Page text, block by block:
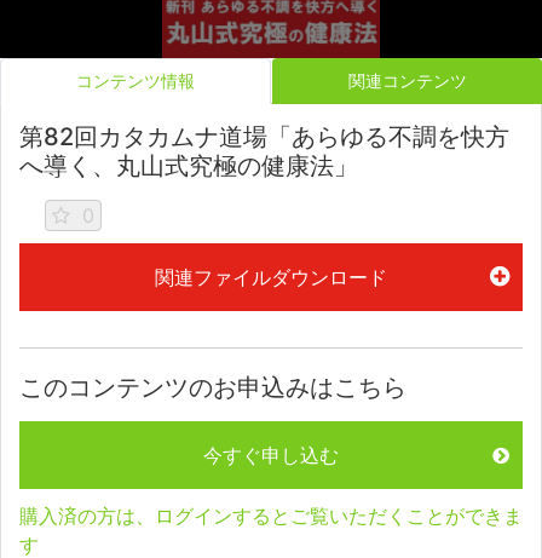
コンテンツ情報 関連コンテンツ
第82回カタカムナ道場「あらゆる不調を快方
へ導く、丸山式究極の健康法」
0
関連ファイルダウンロード
このコンテンツのお申込みはこちら
今すぐ申し込む
購入済の方は、ログインするとご覧いただくことができま
す